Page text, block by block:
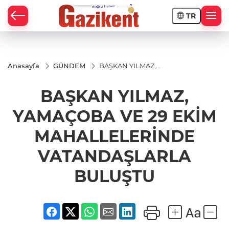
TR
Anasayfa GÜNDEM
BAŞKAN YILMAZ,
MAHALLELERİNDE
VATANDAŞLARLA
BAŞKAN YILMAZ,
YAMAÇOBA VE 29 EKİM
MAHALLELERİNDE
VATANDAŞLARLA
BULUŞTU